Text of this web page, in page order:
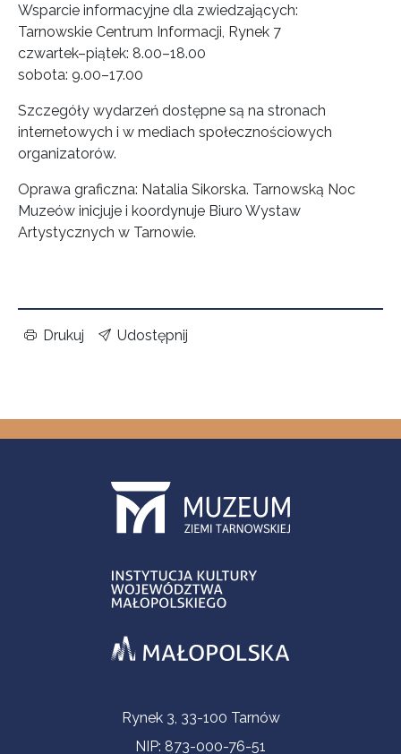
Wsparcie informacyjne dla zwiedzających:
Tarnowskie Centrum Informacji, Rynek 7
czwartek–piątek: 8.00–18.00
sobota: 9.00–17.00
Szczegóły wydarzeń dostępne są na stronach
internetowych i w mediach społecznościowych
organizatorów.
Oprawa graficzna: Natalia Sikorska. Tarnowską Noc
Muzeów inicjuje i koordynuje Biuro Wystaw
Artystycznych w Tarnowie.
Drukuj Udostępnij
Informacje kontaktoweRynek 3, 33-100 Tarnów
NIP: 873-000-76-51